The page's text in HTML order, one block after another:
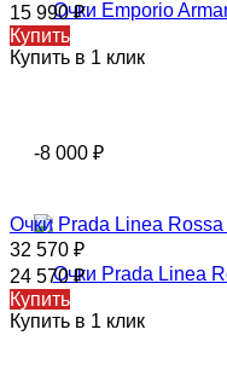
15 990₽
Купить
Купить в 1 клик
-8 000 ₽
Очки Prada Linea
32 570 ₽
24 570₽
Купить
Купить в 1 клик